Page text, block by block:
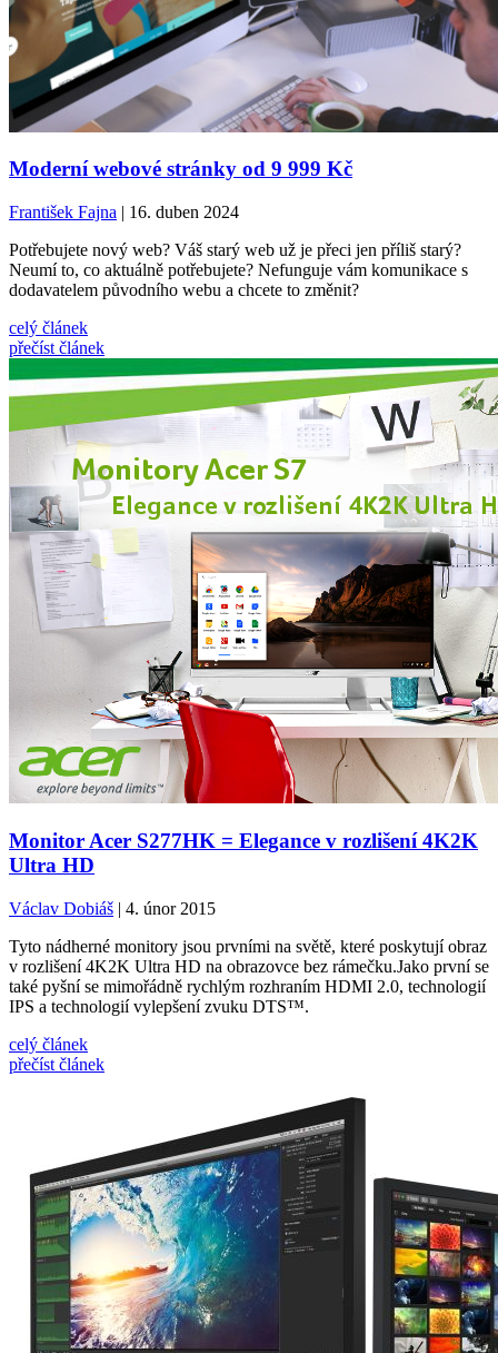
Moderní webové stránky od 9 999 Kč
František Fajna | 16. duben 2024
Potřebujete nový web? Váš starý web už je přeci jen příliš starý?
Neumí to, co aktuálně potřebujete? Nefunguje vám komunikace s
dodavatelem původního webu a chcete to změnit?
celý článek
přečíst článek
Monitor Acer S277HK = Elegance v rozlišení 4K2K
Ultra HD
Václav Dobiáš | 4. únor 2015
Tyto nádherné monitory jsou prvními na světě, které poskytují obraz
v rozlišení 4K2K Ultra HD na obrazovce bez rámečku.Jako první se
také pyšní se mimořádně rychlým rozhraním HDMI 2.0, technologií
IPS a technologií vylepšení zvuku DTS™.
celý článek
přečíst článek